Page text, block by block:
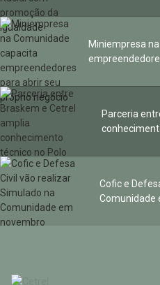
Miniempresa
Parceria
Cofic e
Comunidade